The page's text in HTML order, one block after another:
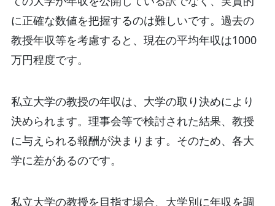
に正確な数値を把握するのは難しいです。過去の
教授年収等を考慮すると、現在の平均年収は1000
万円程度です。
私立大学の教授の年収は、大学の取り決めにより
決められます。理事会等で検討された結果、教授
に与えられる報酬が決まります。そのため、各大
学に差があるのです。
私立大学の教授を目指す場合、大学別に年収を調